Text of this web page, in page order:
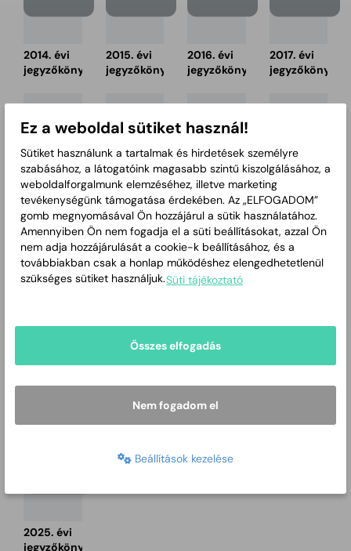
2014. évi
jegyzőkönyvek
2015. évi
jegyzőkönyvek
2016. évi
jegyzőkönyvek
2017. évi
jegyzőkönyvek
2018. évi
jegyzőkönyvek
2024. évi
jegyzőkönyvek
2026. évi
jegyzőkönyvek
2022. évi
jegyzőkönyvek
jegyzőkönyvekhatározatok
jegyzőkönyvekjegyzőkönyvek
2025. évi
jegyzőkönyvek
Ez a weboldal sütiket használ!
Sütiket használunk a tartalmak és hirdetések személyre
szabásához, a látogatóink magasabb szintű kiszolgálásához, a
weboldalforgalmunk elemzéséhez, illetve marketing
tevékenységünk támogatása érdekében. Az „ELFOGADOM”
gomb megnyomásával Ön hozzájárul a sütik használatához.
Amennyiben Ön nem fogadja el a süti beállításokat, azzal Ön
nem adja hozzájárulását a cookie-k beállításához, és a
továbbiakban csak a honlap működéshez elengedhetetlenül
szükséges sütiket használjuk.Süti tájékoztató
Összes elfogadás
Nem fogadom el
Beállítások kezelése